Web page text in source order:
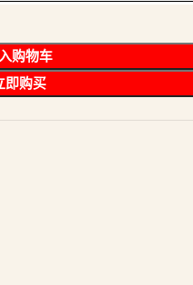
购物车
即购买